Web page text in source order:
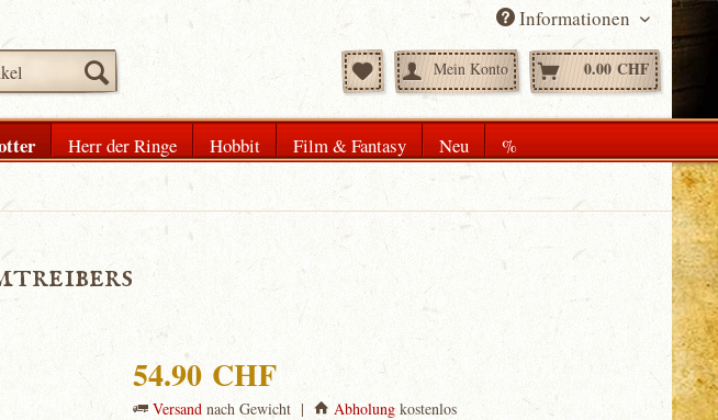
Informationen
Mein Konto 0.00 CHF
Herr der Ringe Hobbit Film & Fantasy Neu %
54.90 CHF
Versand nach Gewicht | Abholung kostenlos